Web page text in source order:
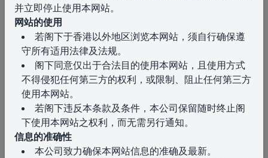
并立即停止使用本网站。
网站的使用
若阁下于香港以外地区浏览本网站，须自行确保遵
守所有适用法律及法规。
阁下同意仅出于合法目的使用本网站，且使用方式
不得侵犯任何第三方的权利，或限制、阻止任何第三方
使用本网站。
若阁下违反本条款及条件，本公司保留随时终止阁
下使用本网站之权利，而无需另行通知。
信息的准确性
本公司致力确保本网站信息的准确及最新。